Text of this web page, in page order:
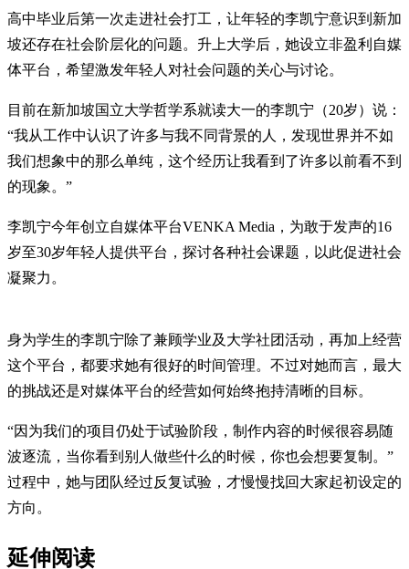
高中毕业后第一次走进社会打工，让年轻的李凯宁意识到新加
坡还存在社会阶层化的问题。升上大学后，她设立非盈利自媒
体平台，希望激发年轻人对社会问题的关心与讨论。
目前在新加坡国立大学哲学系就读大一的李凯宁（20岁）说：
“我从工作中认识了许多与我不同背景的人，发现世界并不如
我们想象中的那么单纯，这个经历让我看到了许多以前看不到
的现象。”
李凯宁今年创立自媒体平台VENKA Media，为敢于发声的16
岁至30岁年轻人提供平台，探讨各种社会课题，以此促进社会
凝聚力。
身为学生的李凯宁除了兼顾学业及大学社团活动，再加上经营
这个平台，都要求她有很好的时间管理。不过对她而言，最大
的挑战还是对媒体平台的经营如何始终抱持清晰的目标。
“因为我们的项目仍处于试验阶段，制作内容的时候很容易随
波逐流，当你看到别人做些什么的时候，你也会想要复制。”
过程中，她与团队经过反复试验，才慢慢找回大家起初设定的
方向。
延伸阅读